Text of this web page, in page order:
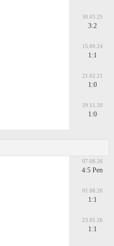
30.03.25
3:2
15.09.24
1:1
21.02.21
1:0
29.11.20
1:0
07.08.26
4:5 Pen
01.08.26
1:1
23.05.26
1:1